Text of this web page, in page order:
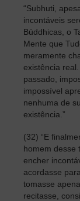
“Subhuti,
incontáveis
Búddhicas, o
Mente que
meramente
existência
passado,
impossível
nenhuma de
existência.”
(32) “E
homem desse
encher
acordasse
tomasse
recitasse,